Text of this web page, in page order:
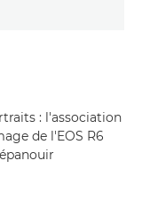
: l'association
de l'EOS R6